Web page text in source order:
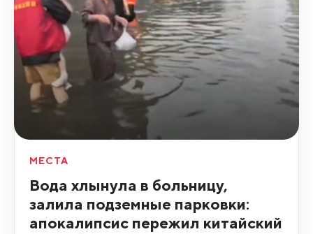
МЕСТА
Вода хлынула в больницу,
залила подземные парковки:
апокалипсис пережил китайский